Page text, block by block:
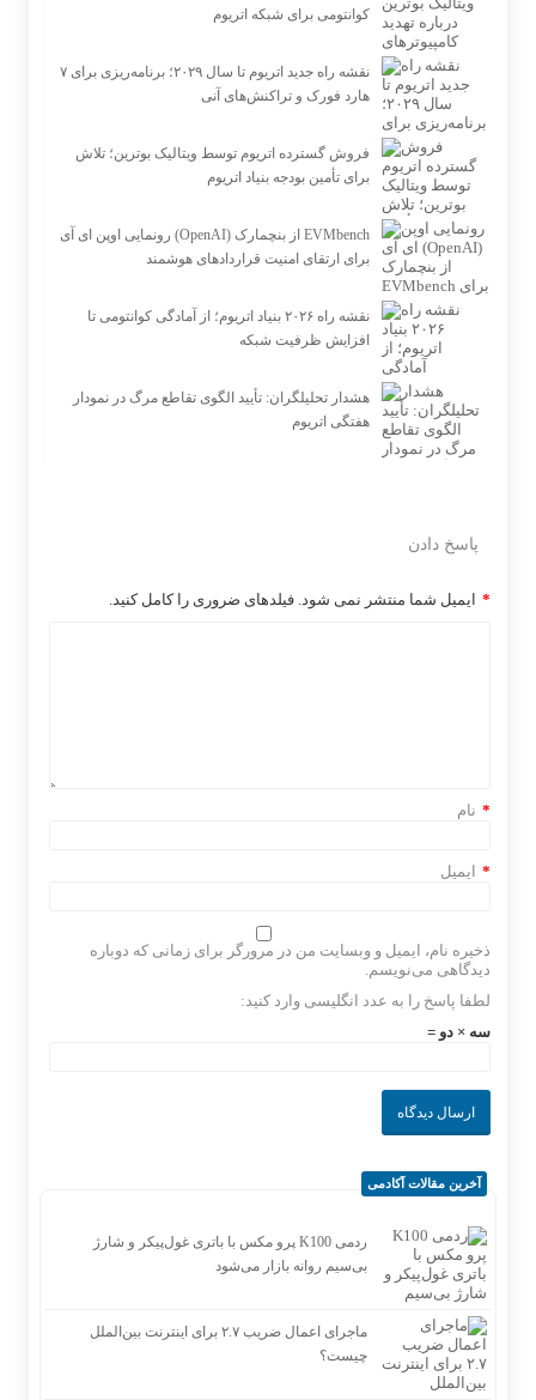
کوانتومی برای شبکه اتریوم
نقشه راه جدید اتریوم تا سال ۲۰۲۹؛ برنامه‌ریزی برای ۷
هارد فورک و تراکنش‌های آنی
فروش گسترده اتریوم توسط ویتالیک بوترین؛ تلاش
برای تأمین بودجه بنیاد اتریوم
رونمایی اوپن ای آی (OpenAI) از بنچمارک EVMbench
برای ارتقای امنیت قراردادهای هوشمند
نقشه راه ۲۰۲۶ بنیاد اتریوم؛ از آمادگی کوانتومی تا
افزایش ظرفیت شبکه
هشدار تحلیلگران: تأیید الگوی تقاطع مرگ در نمودار
هفتگی اتریوم
پاسخ دادن
ایمیل شما منتشر نمی شود. فیلدهای ضروری را کامل کنید. *
نام *
ایمیل *
ذخیره نام، ایمیل و وبسایت من در مرورگر برای زمانی که دوباره
دیدگاهی می‌نویسم.
لطفا پاسخ را به عدد انگلیسی وارد کنید:
سه × دو =
آخرین مقالات آکادمی
ردمی K100 پرو مکس با باتری غول‌پیکر و شارژ
بی‌سیم روانه بازار می‌شود
ماجرای اعمال ضریب ۲.۷ برای اینترنت بین‌الملل
چیست؟